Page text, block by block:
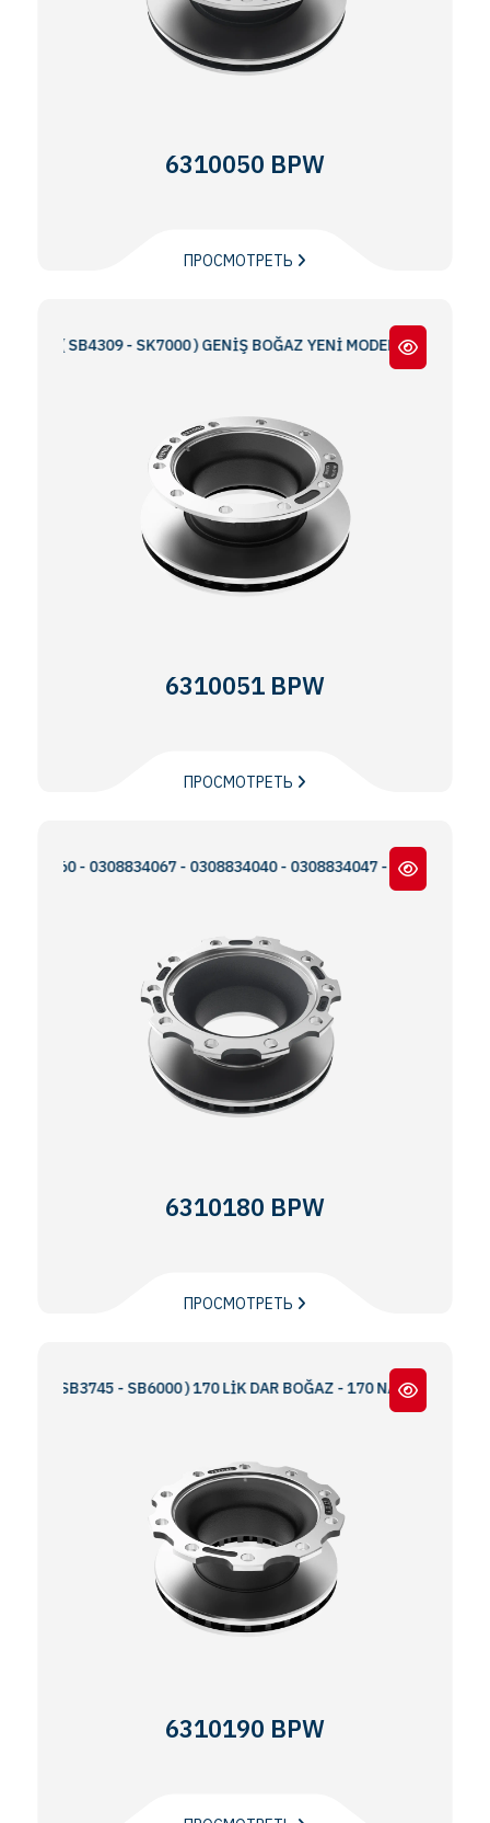
6310050 BPW
ПРОСМОТРЕТЬ
( SB4309 - SK7000 ) GENİŞ BOĞAZ YENİ MODEL
6310051 BPW
ПРОСМОТРЕТЬ
- 0308834067 - 0308834040 - 0308834047 - 0300224093 -
6310180 BPW
ПРОСМОТРЕТЬ
SB3745 - SB6000 ) 170 LİK DAR BOĞAZ - 170 NARROW THROAT
6310190 BPW